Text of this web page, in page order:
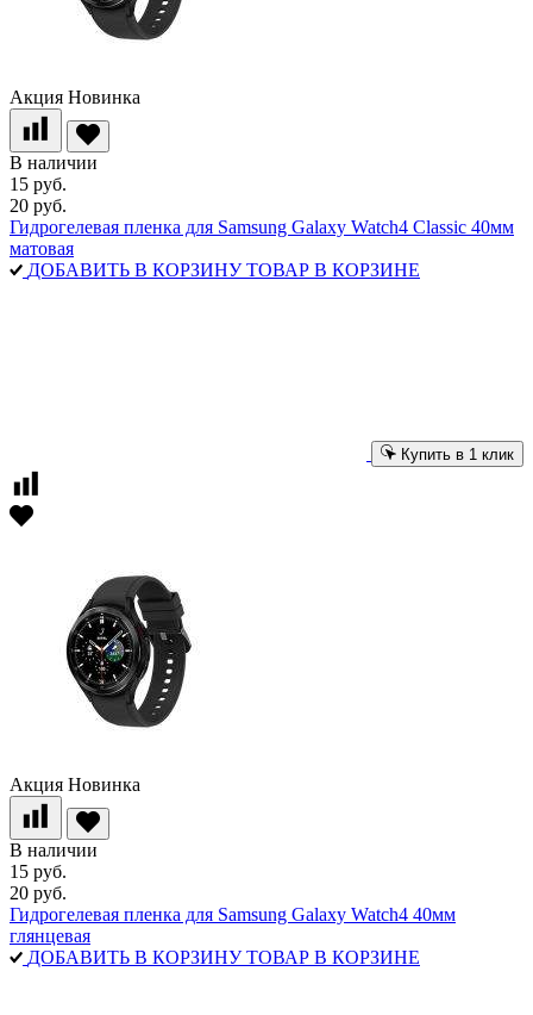
Акция Новинка
В наличии
15 руб.
20 руб.
Гидрогелевая пленка для Samsung Galaxy Watch4 Classic 40мм
матовая
ДОБАВИТЬ В КОРЗИНУ ТОВАР В КОРЗИНЕ
Купить в 1 клик
Акция Новинка
В наличии
15 руб.
20 руб.
Гидрогелевая пленка для Samsung Galaxy Watch4 40мм
глянцевая
ДОБАВИТЬ В КОРЗИНУ ТОВАР В КОРЗИНЕ